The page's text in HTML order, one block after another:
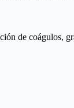
de coágulos,